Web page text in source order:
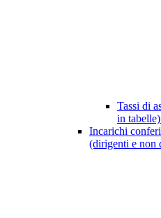
Tassi di
in tabelle)
Incarichi
(dirigenti e non